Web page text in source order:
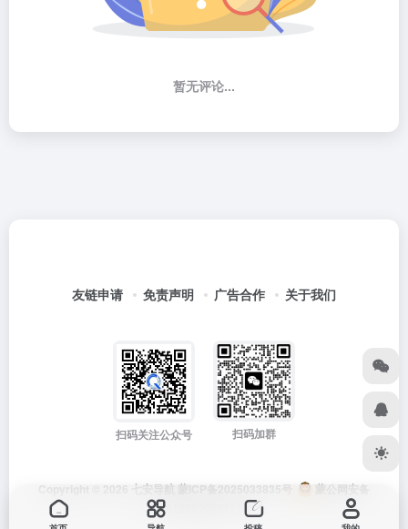
暂无评论...
友链申请 免责声明 广告合作 关于我们
扫码关注公众号 扫码加群
Copyright © 2026 七安导航 蒙ICP备2025033835号
蒙公网安备
15012202000171号